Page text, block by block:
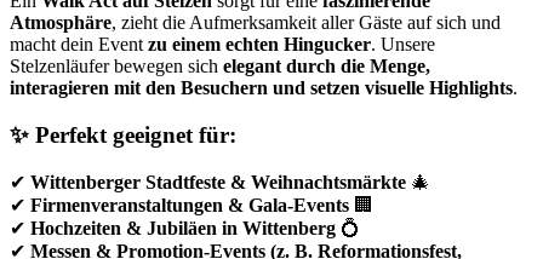
Atmosphäre, zieht die Aufmerksamkeit aller Gäste auf sich und
macht dein Event zu einem echten Hingucker. Unsere
Stelzenläufer bewegen sich elegant durch die Menge,
interagieren mit den Besuchern und setzen visuelle Highlights.
✨ Perfekt geeignet für:
✔ Wittenberger Stadtfeste & Weihnachtsmärkte 🎄
✔ Firmenveranstaltungen & Gala-Events 🏢
✔ Hochzeiten & Jubiläen in Wittenberg 💍
✔ Messen & Promotion-Events (z. B. Reformationsfest,